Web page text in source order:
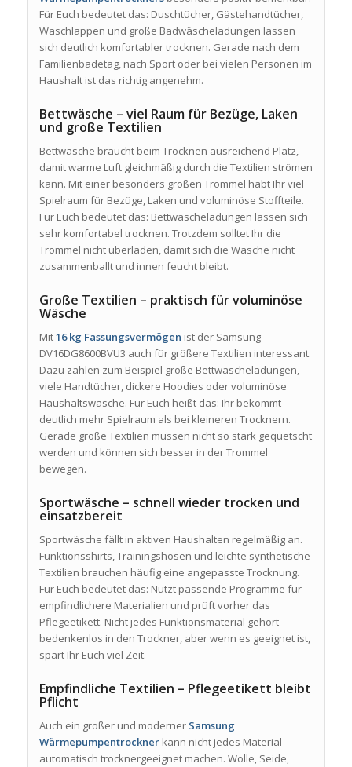
Für Euch bedeutet das: Duschtücher, Gästehandtücher,
Waschlappen und große Badwäscheladungen lassen
sich deutlich komfortabler trocknen. Gerade nach dem
Familienbadetag, nach Sport oder bei vielen Personen im
Haushalt ist das richtig angenehm.
Bettwäsche – viel Raum für Bezüge, Laken
und große Textilien
Bettwäsche braucht beim Trocknen ausreichend Platz,
damit warme Luft gleichmäßig durch die Textilien strömen
kann. Mit einer besonders großen Trommel habt Ihr viel
Spielraum für Bezüge, Laken und voluminöse Stoffteile.
Für Euch bedeutet das: Bettwäscheladungen lassen sich
sehr komfortabel trocknen. Trotzdem solltet Ihr die
Trommel nicht überladen, damit sich die Wäsche nicht
zusammenballt und innen feucht bleibt.
Große Textilien – praktisch für voluminöse
Wäsche
Mit16 kg Fassungsvermögen ist der Samsung
DV16DG8600BVU3 auch für größere Textilien interessant.
Dazu zählen zum Beispiel große Bettwäscheladungen,
viele Handtücher, dickere Hoodies oder voluminöse
Haushaltswäsche. Für Euch heißt das: Ihr bekommt
deutlich mehr Spielraum als bei kleineren Trocknern.
Gerade große Textilien müssen nicht so stark gequetscht
werden und können sich besser in der Trommel
bewegen.
Sportwäsche – schnell wieder trocken und
einsatzbereit
Sportwäsche fällt in aktiven Haushalten regelmäßig an.
Funktionsshirts, Trainingshosen und leichte synthetische
Textilien brauchen häufig eine angepasste Trocknung.
Für Euch bedeutet das: Nutzt passende Programme für
empfindlichere Materialien und prüft vorher das
Pflegeetikett. Nicht jedes Funktionsmaterial gehört
bedenkenlos in den Trockner, aber wenn es geeignet ist,
spart Ihr Euch viel Zeit.
Empfindliche Textilien – Pflegeetikett bleibt
Pflicht
Auch ein großer und moderner Samsung
Wärmepumpentrocknerkann nicht jedes Material
automatisch trocknergeeignet machen. Wolle, Seide,